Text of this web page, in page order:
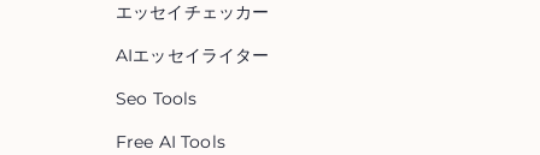
エッセイチェッカー
AIエッセイライター
Seo Tools
Free AI Tools